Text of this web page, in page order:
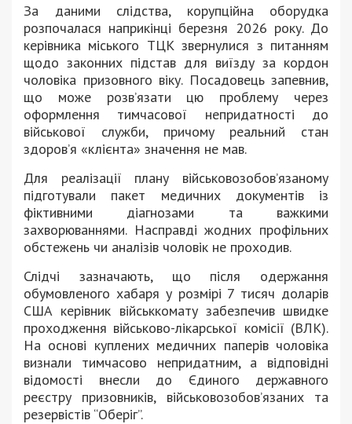
За даними слідства, корупційна оборудка
розпочалася наприкінці березня 2026 року. До
керівника міського ТЦК звернулися з питанням
щодо законних підстав для виїзду за кордон
чоловіка призовного віку. Посадовець запевнив,
що може розв’язати цю проблему через
оформлення тимчасової непридатності до
військової служби, причому реальний стан
здоров’я «клієнта» значення не мав.
Для реалізації плану військовозобов’язаному
підготували пакет медичних документів із
фіктивними діагнозами та важкими
захворюваннями. Насправді жодних профільних
обстежень чи аналізів чоловік не проходив.
Слідчі зазначають, що після одержання
обумовленого хабаря у розмірі 7 тисяч доларів
США керівник військкомату забезпечив швидке
проходження військово-лікарської комісії (ВЛК).
На основі куплених медичних паперів чоловіка
визнали тимчасово непридатним, а відповідні
відомості внесли до Єдиного державного
реєстру призовників, військовозобов’язаних та
резервістів “Оберіг”.